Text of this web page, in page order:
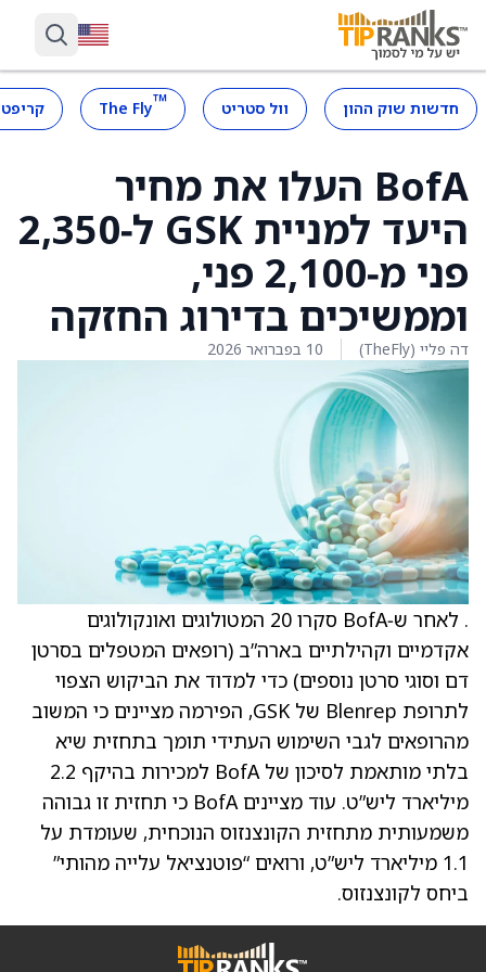
חדשות שוק ההון וול סטריט ™
The Fly
BofA העלו את מחיר
היעד למניית GSK ל‑2,350
פני מ‑2,100 פני,
וממשיכים בדירוג החזקה
דה פליי (TheFly) 10 בפברואר 2026
. לאחר ש‑BofA סקרו 20 המטולוגים ואונקולוגים
אקדמיים וקהילתיים בארה”ב (רופאים המטפלים בסרטן
דם וסוגי סרטן נוספים) כדי למדוד את הביקוש הצפוי
לתרופת Blenrep של GSK, הפירמה מציינים כי המשוב
מהרופאים לגבי השימוש העתידי תומך בתחזית שיא
בלתי מותאמת לסיכון של BofA למכירות בהיקף 2.2
מיליארד ליש”ט. עוד מציינים BofA כי תחזית זו גבוהה
משמעותית מתחזית הקונצנזוס הנוכחית, שעומדת על
1.1 מיליארד ליש”ט, ורואים “פוטנציאל עלייה מהותי”
ביחס לקונצנזוס.